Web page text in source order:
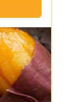
題になっ
愛用され
！」
を味わっ
」 と